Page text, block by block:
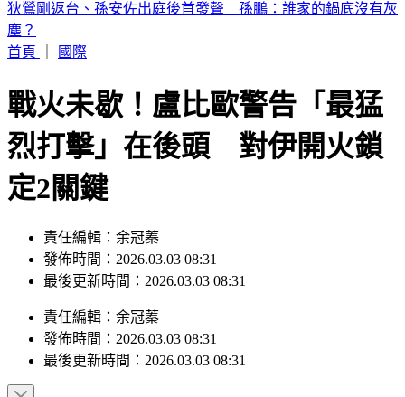
《紐時》曝台人赴陸「個資、足跡」全監控 陸委會：符合事
實
首頁
國際
戰火未歇！盧比歐警告「最猛
烈打擊」在後頭 對伊開火鎖
定2關鍵
責任編輯：余冠蓁
發佈時間：2026.03.03 08:31
最後更新時間：2026.03.03 08:31
責任編輯 ： 余冠蓁
發佈時間： 2026.03.03 08:31
最後更新時間： 2026.03.03 08:31